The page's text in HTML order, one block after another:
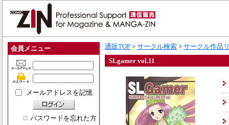
会員メニュー
メールアドレスを記憶
パスワードを忘れた方
通販TOP > サークル検索 > サークル作品
SLgamer vol.11